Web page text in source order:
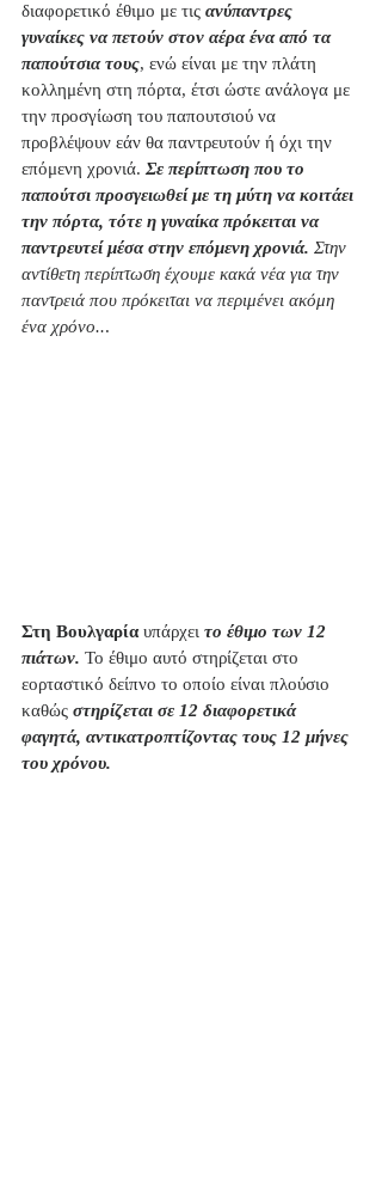
διαφορετικό έθιμο με τις ανύπαντρες
γυναίκες να πετούν στον αέρα ένα από τα
παπούτσια τους, ενώ είναι με την πλάτη
κολλημένη στη πόρτα, έτσι ώστε ανάλογα με
την προσγίωση του παπουτσιού να
προβλέψουν εάν θα παντρευτούν ή όχι την
επόμενη χρονιά. Σε περίπτωση που το
παπούτσι προσγειωθεί με τη μύτη να κοιτάει
την πόρτα, τότε η γυναίκα πρόκειται να
παντρευτεί μέσα στην επόμενη χρονιά. Στην
αντίθετη περίπτωση έχουμε κακά νέα για την
παντρειά που πρόκειται να περιμένει ακόμη
ένα χρόνο...
Στη Βουλγαρία υπάρχει το έθιμο των 12
πιάτων. Το έθιμο αυτό στηρίζεται στο
εορταστικό δείπνο το οποίο είναι πλούσιο
καθώς στηρίζεται σε 12 διαφορετικά
φαγητά, αντικατροπτίζοντας τους 12 μήνες
του χρόνου.